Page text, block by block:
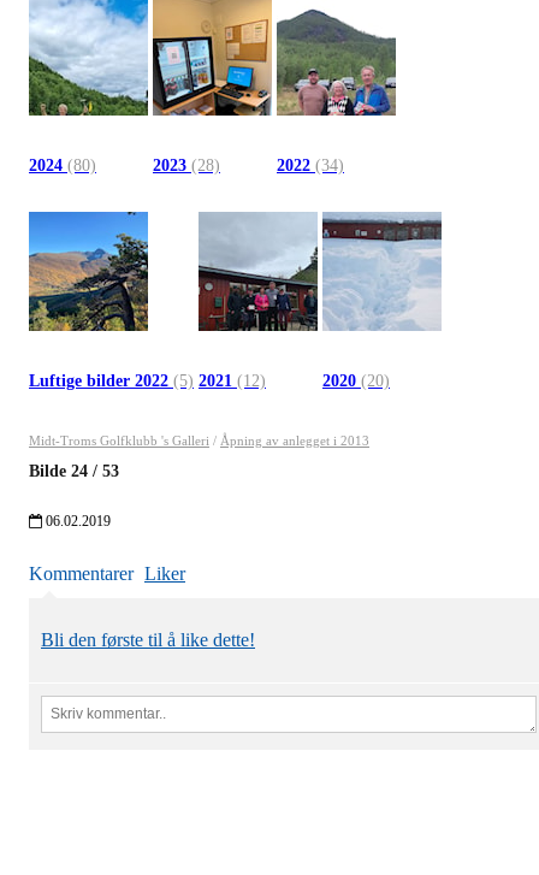
2024 (80) 2023 (28) 2022 (34)
Luftige bilder 2022 (5) 2021 (12) 2020 (20)
Midt-Troms Golfklubb 's Galleri / Åpning av anlegget i 2013
Bilde 24 / 53
06.02.2019
Kommentarer Liker
Bli den første til å like dette!